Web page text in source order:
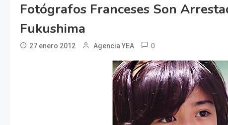
Fotógrafos Franceses Son
Fukushima
27 enero 2012 Agencia YEA 0